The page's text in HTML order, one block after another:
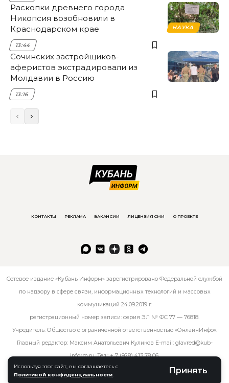
Используя этот сайт, вы соглашаетесь с
Политикой конфиденциальности
Принять
НАУКА
Раскопки древнего города
Никопсия возобновили в
Краснодарском крае
13:44
Сочинских застройщиков-
аферистов экстрадировали из
Молдавии в Россию
13:16
КОНТАКТЫ РЕКЛАМА ВАКАНСИИ ЛИЦЕНЗИЯ СМИ О ПРОЕКТЕ
Сетевое издание «Кубань Информ» зарегистрировано Федеральной службой
по надзору в сфере связи, информационных технологий и массовых
коммуникаций 24.09.2019 г.
регистрационный номер записи: серия ЭЛ № ФС 77 — 76818.
Учредитель: Общество с ограниченной ответственностью «ОнлайнИнфо».
Главный редактор: Максим Анатольевич Куликов E-mail: glavred@kub-
inform.ru. Тел.:+ 7 (928) 413 78 06.
© kub-inform 2026